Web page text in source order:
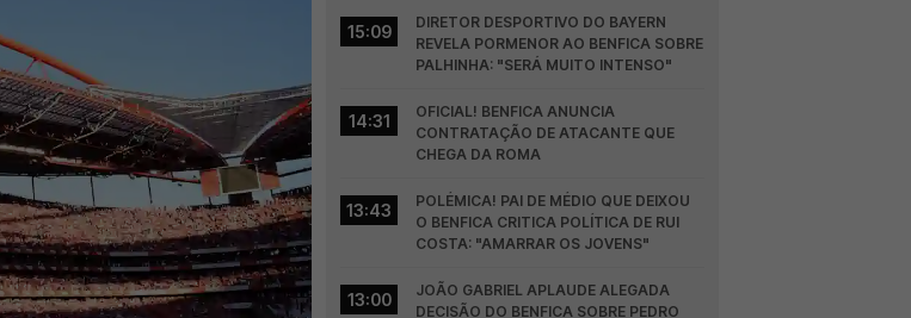
15:09
DIRETOR DESPORTIVO DO BAYERN
REVELA PORMENOR AO BENFICA SOBRE
PALHINHA: "SERÁ MUITO INTENSO"
14:31
OFICIAL! BENFICA ANUNCIA
CONTRATAÇÃO DE ATACANTE QUE
CHEGA DA ROMA
13:43
POLÉMICA! PAI DE MÉDIO QUE DEIXOU
O BENFICA CRITICA POLÍTICA DE RUI
COSTA: "AMARRAR OS JOVENS"
13:00
JOÃO GABRIEL APLAUDE ALEGADA
DECISÃO DO BENFICA SOBRE PEDRO